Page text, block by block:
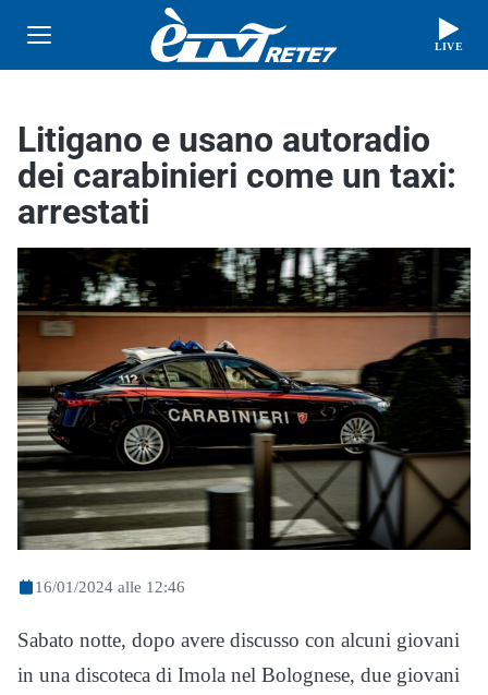
LIVE
Litigano e usano autoradio
dei carabinieri come un taxi:
arrestati
16/01/2024 alle 12:46
Sabato notte, dopo avere discusso con alcuni giovani
in una discoteca di Imola nel Bolognese, due giovani